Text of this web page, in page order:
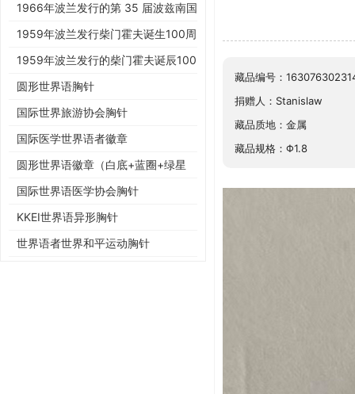
1966年波兰发行的第 35 届波兹南国
际博览会纪念邮票
1959年波兰发行柴门霍夫诞生100周
年纪念邮票
1959年波兰发行的柴门霍夫诞辰100
周年纪念邮票
圆形世界语胸针
国际世界旅游协会胸针
国际医学世界语者徽章
圆形世界语徽章（白底+蓝圈+绿星
+ESPERANTO)
国际世界语医学协会胸针
KKEI世界语异形胸针
世界语者世界和平运动胸针
藏品编号：
捐赠人：Stanislaw
藏品质地：金属
藏品规格：Φ1.8